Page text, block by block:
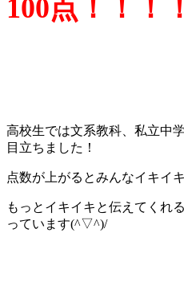
100点！！！！
高校生では文系教科、私立中
目立ちました！
点数が上がるとみんなイキイ
もっとイキイキと伝えてくれ
っています(^▽^)/